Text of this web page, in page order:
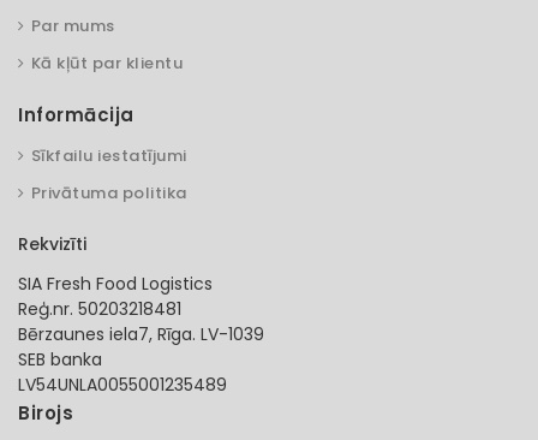
Par mums
Kā kļūt par klientu
Informācija
Sīkfailu iestatījumi
Privātuma politika
Rekvizīti
SIA Fresh Food Logistics
Reģ.nr. 50203218481
Bērzaunes iela7, Rīga. LV-1039
SEB banka
LV54UNLA0055001235489
Birojs